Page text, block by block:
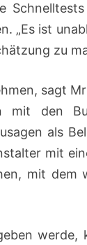
„Es ist
zu
sagt
den
als
mit
mit dem
werde,